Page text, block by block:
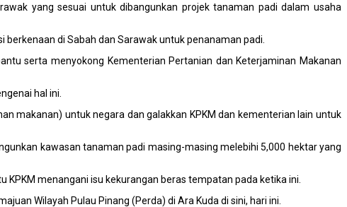
yang sesuai untuk dibangunkan projek tanaman padi dalam usaha
di Sabah dan Sarawak untuk penanaman padi.
serta menyokong Kementerian Pertanian dan Keterjaminan Makanan
hal ini.
makanan) untuk negara dan galakkan KPKM dan kementerian lain untuk
kawasan tanaman padi masing-masing melebihi 5,000 hektar yang
menangani isu kekurangan beras tempatan pada ketika ini.
Wilayah Pulau Pinang (Perda) di Ara Kuda di sini, hari ini.